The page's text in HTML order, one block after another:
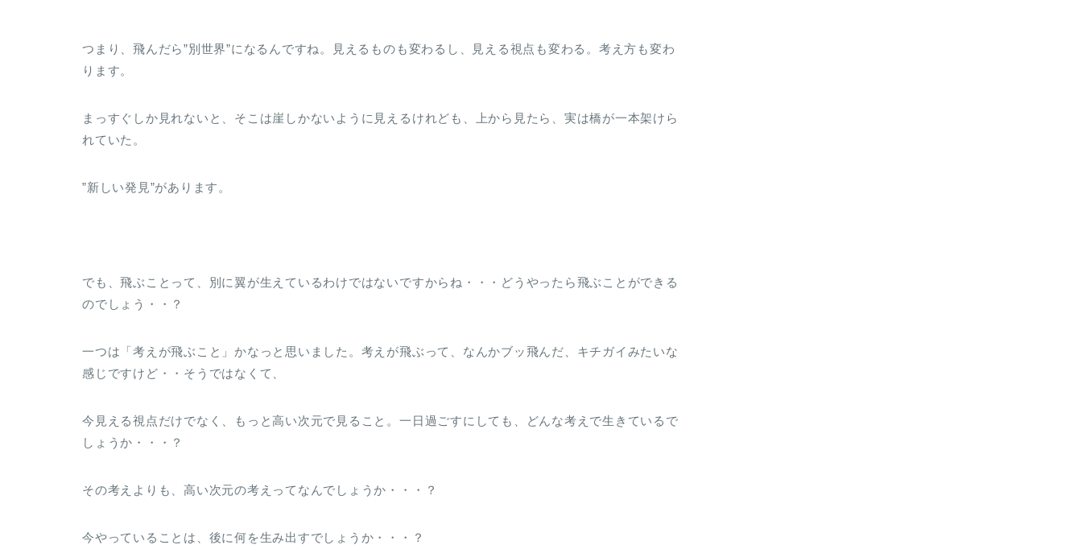
つまり、飛んだら”別世界”になるんですね。見えるものも変わるし、見える視点も変わる。考え方も変わ
ります。
まっすぐしか見れないと、そこは崖しかないように見えるけれども、上から見たら、実は橋が一本架けら
れていた。
”新しい発見”があります。
でも、飛ぶことって、別に翼が生えているわけではないですからね・・・どうやったら飛ぶことができる
のでしょう・・？
一つは「考えが飛ぶこと」かなっと思いました。考えが飛ぶって、なんかブッ飛んだ、キチガイみたいな
感じですけど・・そうではなくて、
今見える視点だけでなく、もっと高い次元で見ること。一日過ごすにしても、どんな考えで生きているで
しょうか・・・？
その考えよりも、高い次元の考えってなんでしょうか・・・？
今やっていることは、後に何を生み出すでしょうか・・・？